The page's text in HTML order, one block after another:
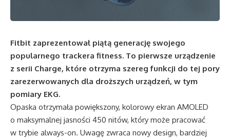
Fitbit zaprezentował piątą generację swojego
popularnego trackera fitness. To pierwsze urządzenie
z serii Charge, które otrzyma szereg funkcji do tej pory
zarezerwowanych dla droższych urządzeń, w tym
pomiary EKG.
Opaska otrzymała powiększony, kolorowy ekran AMOLED
o maksymalnej jasności 450 nitów, który może pracować
w trybie always-on. Uwagę zwraca nowy design, bardziej